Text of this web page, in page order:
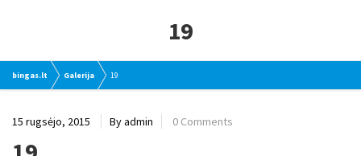
19
bingas.lt Galerija 19
15 rugsėjo, 2015 By admin 0 Comments